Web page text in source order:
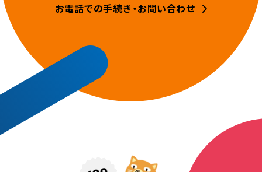
お電話での手続き・お問い合わせ